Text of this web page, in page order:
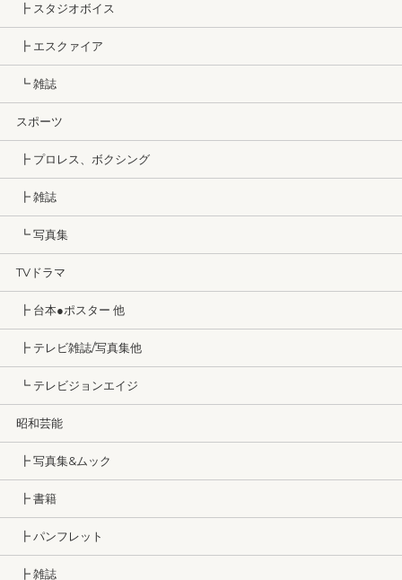
┣ スタジオボイス
┣ エスクァイア
┗ 雑誌
スポーツ
┣ プロレス、ボクシング
┣ 雑誌
┗ 写真集
TVドラマ
┣ 台本●ポスター 他
┣ テレビ雑誌/写真集他
┗ テレビジョンエイジ
昭和芸能
┣ 写真集&ムック
┣ 書籍
┣ パンフレット
┣ 雑誌